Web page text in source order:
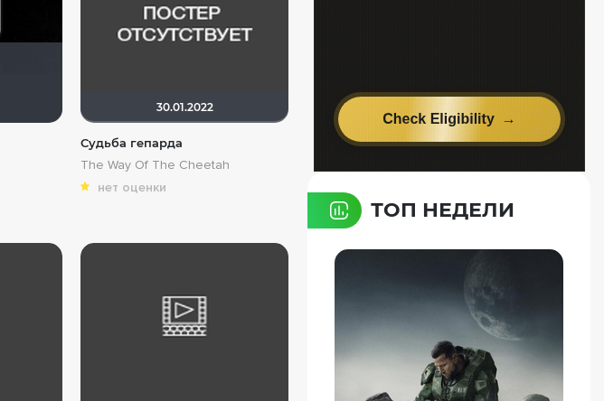
30.01.2022
Судьба гепарда
The Way Of The Cheetah
нет оценки
ТОП НЕДЕЛИ